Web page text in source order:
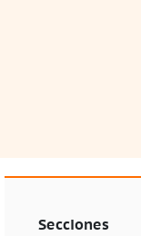
Secciones